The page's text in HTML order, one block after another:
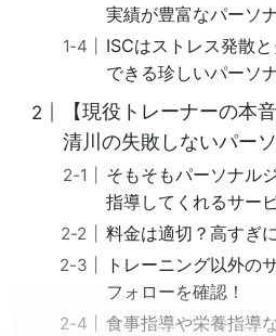
実績が豊富なパーソ
ISCはストレス発散
できる珍しいパーソ
【現役トレーナーの本
清川の失敗しないパー
そもそもパーソナル
指導してくれるサー
料金は適切？高すぎ
トレーニング以外の
フォローを確認！
食事指導や栄養指導